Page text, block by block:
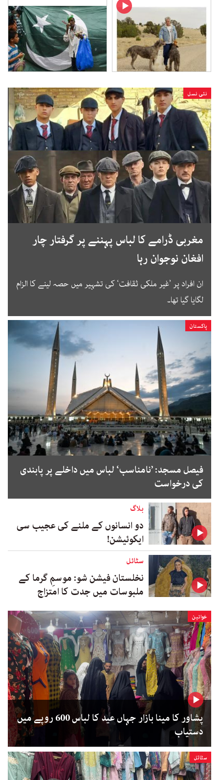
نئی نسل
مغربی ڈرامے کا لباس پہننے پر گرفتار چار
افغان نوجوان رہا
ان افراد پر ’غیر ملکی ثقافت‘ کی تشہیر میں حصہ لینے کا الزام
لگایا گیا تھا۔
پاکستان
فیصل مسجد: ’نامناسب‘ لباس میں داخلے پر پابندی
کی درخواست
بلاگ
دو انسانوں کے ملنے کی عجیب سی
ایکوئیشن!
سٹائل
نخلستان فیشن شو: موسمِ گرما کے
ملبوسات میں جدت کا امتزاج
خواتین
پشاور کا مینا بازار جہاں عید کا لباس 600 روپے میں
دستیاب
سٹائل